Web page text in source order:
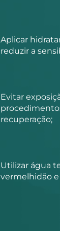
Aplicar
reduzir a
Evitar
recuperação;
Utilizar água
vermelhidão